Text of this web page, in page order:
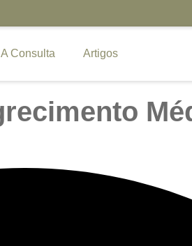
A Consulta Artigos